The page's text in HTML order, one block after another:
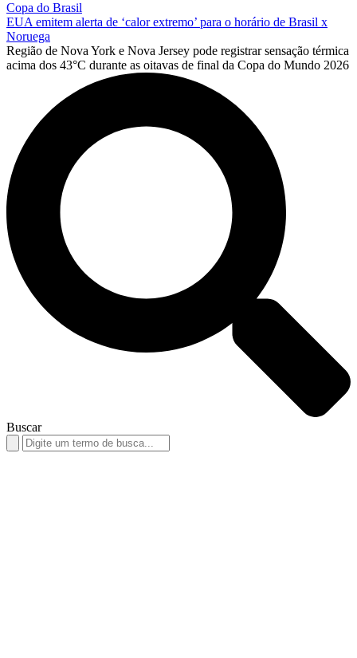
Copa do Brasil
EUA emitem alerta de ‘calor extremo’ para o horário de Brasil x
Noruega
Região de Nova York e Nova Jersey pode registrar sensação térmica
acima dos 43°C durante as oitavas de final da Copa do Mundo 2026
Buscar
Search
for: